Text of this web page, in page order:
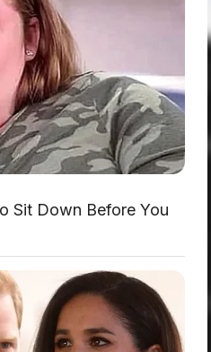
BANYAK
Leapmotor B01: Sedan Listrik
Kompak 800V dengan Range
670 Km
Huawei AITO M9: SUV Premium
903 HP dengan Teknologi
Huawei Full-Stack
Range 1.585 Km
BYD Leopard 8: SUV Off-Road
PHEV 748 HP Siap Tantang
Land Cruiser!
Sit Down Before You